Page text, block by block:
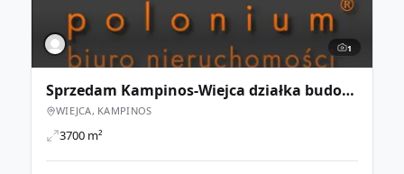
1
Sprzedam Kampinos-Wiejca działka budowlana 3700m2
WIEJCA, KAMPINOS
3700 m²